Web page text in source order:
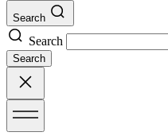
Search
Search
Search